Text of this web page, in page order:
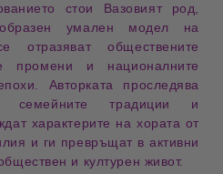
стои Вазовият род
умален модел на
обществените
промени и националните
Авторката проследява
семейните традиции и
характерите на хората от
и ги превръщат в активни
и културен живот.